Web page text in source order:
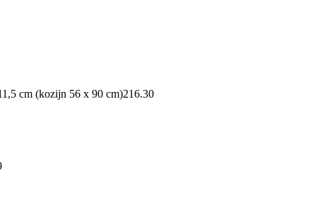
cm (kozijn 56 x 90 cm)216.30